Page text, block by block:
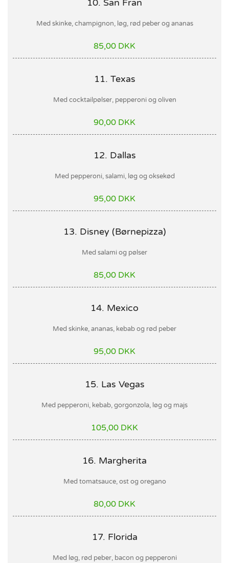
10. San Fran
Med skinke, champignon, løg, rød peber og ananas
85,00 DKK
11. Texas
Med cocktailpølser, pepperoni og oliven
90,00 DKK
12. Dallas
Med pepperoni, salami, løg og oksekød
95,00 DKK
13. Disney (Børnepizza)
Med salami og pølser
85,00 DKK
14. Mexico
Med skinke, ananas, kebab og rød peber
95,00 DKK
15. Las Vegas
Med pepperoni, kebab, gorgonzola, løg og majs
105,00 DKK
16. Margherita
Med tomatsauce, ost og oregano
80,00 DKK
17. Florida
Med løg, rød peber, bacon og pepperoni